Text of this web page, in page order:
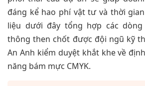
đáng kể hao phí vật tư và thời
liệu dưới đây tổng hợp các
thông then chốt được đội ngũ kỹ
An Anh kiểm duyệt khắt khe về
năng bám mực CMYK.